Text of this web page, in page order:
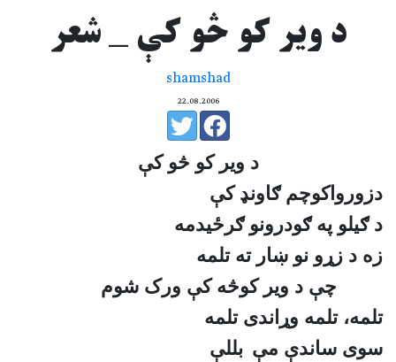
د وير کو څو کې _ شعر
shamshad
22.08.2006
د وير کو څو کې
دزورواکوچم ګاونډ کې
د ګيلو په ګودرونو ګرځيدمه
زه د زړو نو ښار ته تلمه
چې د وير کوڅه کې ورک شوم
تلمه، تلمه وړاندی تلمه
سوی ساندې مې بللې